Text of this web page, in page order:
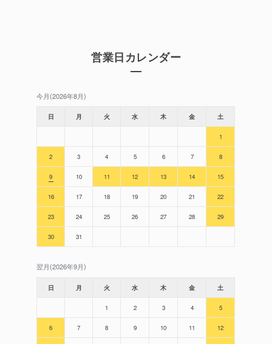
営業日カレンダー
今月(2026年8月)
日 月 火 水 木 金 土
1
2 3 4 5 6 7 8
9 10 11 12 13 14 15
16 17 18 19 20 21 22
23 24 25 26 27 28 29
30 31
翌月(2026年9月)
日 月 火 水 木 金 土
1 2 3 4 5
6 7 8 9 10 11 12